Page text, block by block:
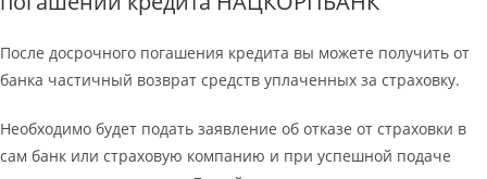
После досрочного погашения кредита вы можете получить от
банка частичный возврат средств уплаченных за страховку.
Необходимо будет подать заявление об отказе от страховки в
сам банк или страховую компанию и при успешной подаче